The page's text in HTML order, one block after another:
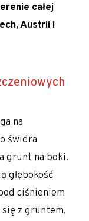
całej
Austrii i
na
świdra
grunt na boki.
głębokość
ciśnieniem
z gruntem,